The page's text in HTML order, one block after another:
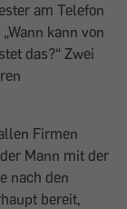
am Telefon
kann von
das?“ Zwei
Firmen
Mann mit der
nach den
bereit,